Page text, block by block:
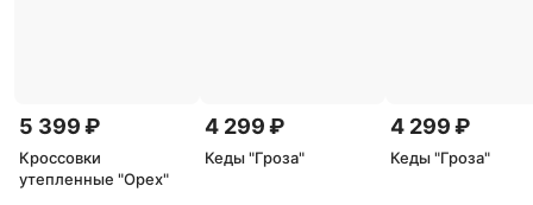
5 399 ₽
Кроссовки
утепленные "Орех"
4 299 ₽
Кеды "Гроза"
4 299 ₽
Кеды "Гроза"